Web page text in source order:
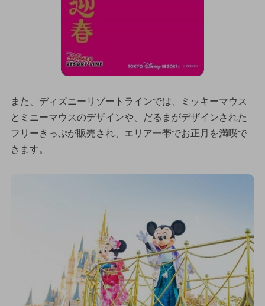
また、ディズニーリゾートラインでは、ミッキーマウス
とミニーマウスのデザインや、だるまがデザインされた
フリーきっぷが販売され、エリア一帯でお正月を満喫で
きます。